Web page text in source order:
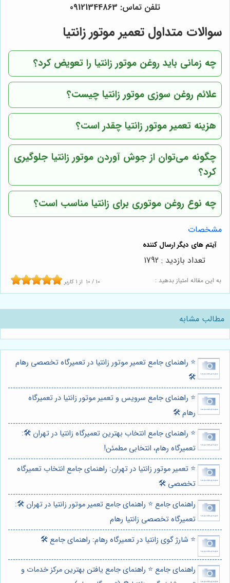
تلفن تماس: 09121344863
سوالات متداول تعمیر موتور زانتیا
چه زمانی باید روغن موتور زانتیا را تعویض کرد؟
علائم روغن سوزی موتور زانتیا چیست؟
هزینه تعمیر موتور زانتیا چقدر است؟
چگونه می‌توان از جوش آوردن موتور زانتیا جلوگیری
کرد؟
چه نوع روغن موتوری برای زانتیا مناسب است؟
مشخصات
به این مقاله امتیاز بدهید : 10 / 10 از 1 کاربر
تعداد بازدید : 1792
مطالب مشابه
⭐️ راهنمای جامع تعمیر موتور زانتیا در تعمیرگاه تخصصی رهام
🛠️
⭐️ راهنمای جامع سرویس و تعمیر موتور زانتیا در تعمیرگاه
رهام 🛠️
⭐️ راهنمای جامع انتخاب بهترین تعمیرگاه زانتیا در تهران 🛠️:
تعمیرگاه رهام، انتخابی مطمئن!
⭐️ تعمیر موتور زانتیا در تهران: راهنمای جامع انتخاب تعمیرگاه
تخصصی 🛠️
راهنمای جامع ⭐️ راهنمای جامع تعمیر موتور زانتیا در تهران 🛠️:
تعمیرگاه تخصصی زانتیا رهام
⭐️ شارژ گوی زانتیا در تعمیرگاه رهام: راهنمای جامع 🛠️
راهنمای جامع ⭐️ راهنمای جامع یافتن بهترین مرکز خدمات و